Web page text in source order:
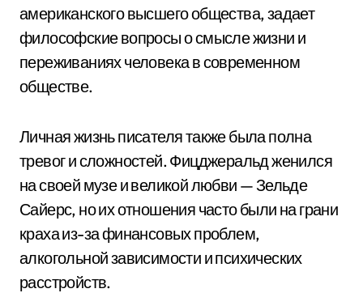
американского высшего общества, задает
философские вопросы о смысле жизни и
переживаниях человека в современном
обществе.
Личная жизнь писателя также была полна
тревог и сложностей. Фицджеральд женился
на своей музе и великой любви — Зельде
Сайерс, но их отношения часто были на грани
краха из-за финансовых проблем,
алкогольной зависимости и психических
расстройств.